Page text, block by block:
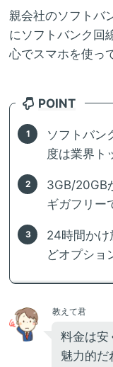
親会社のソフトバ
にソフトバンク回
心でスマホを使っ
POINT
ソフトバン
度は業界ト
3GB/20GB
ギガフリー
24時間かけ
どオプショ
教えて君
料金は安
魅力的だ